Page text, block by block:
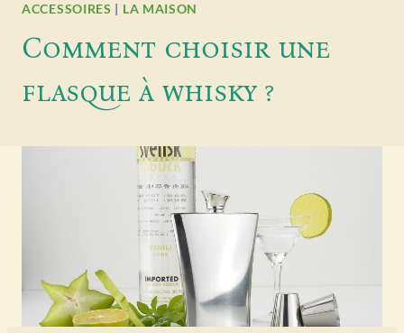
ACCESSOIRES | LA MAISON
Comment choisir une
flasque à whisky ?